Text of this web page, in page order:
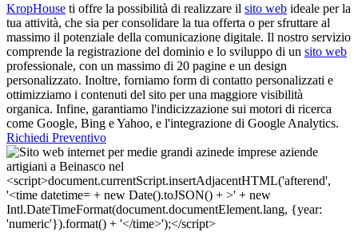
KropHouse ti offre la possibilità di realizzare il sito web ideale per la
tua attività, che sia per consolidare la tua offerta o per sfruttare al
massimo il potenziale della comunicazione digitale. Il nostro servizio
comprende la registrazione del dominio e lo sviluppo di un sito web
professionale, con un massimo di 20 pagine e un design
personalizzato. Inoltre, forniamo form di contatto personalizzati e
ottimizziamo i contenuti del sito per una maggiore visibilità
organica. Infine, garantiamo l'indicizzazione sui motori di ricerca
come Google, Bing e Yahoo, e l'integrazione di Google Analytics.
Richiedi Preventivo